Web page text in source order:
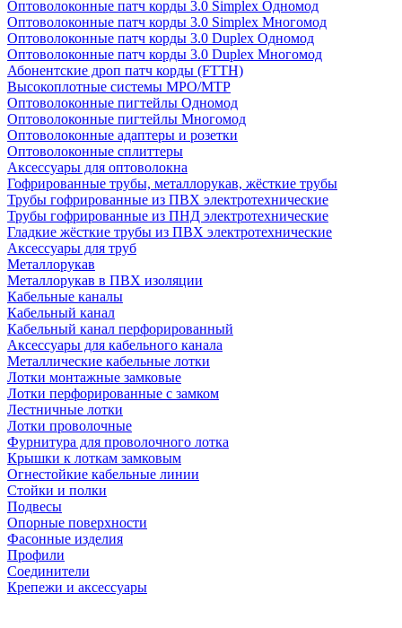
Оптоволоконные патч корды 3.0 Simplex Одномод
Оптоволоконные патч корды 3.0 Simplex Многомод
Оптоволоконные патч корды 3.0 Duplex Одномод
Оптоволоконные патч корды 3.0 Duplex Многомод
Абонентские дроп патч корды (FTTH)
Высокоплотные системы MPO/MTP
Оптоволоконные пигтейлы Одномод
Оптоволоконные пигтейлы Многомод
Оптоволоконные адаптеры и розетки
Оптоволоконные сплиттеры
Аксессуары для оптоволокна
Гофрированные трубы, металлорукав, жёсткие трубы
Трубы гофрированные из ПВХ электротехнические
Трубы гофрированные из ПНД электротехнические
Гладкие жёсткие трубы из ПВХ электротехнические
Аксессуары для труб
Металлорукав
Металлорукав в ПВХ изоляции
Кабельные каналы
Кабельный канал
Кабельный канал перфорированный
Аксессуары для кабельного канала
Металлические кабельные лотки
Лотки монтажные замковые
Лотки перфорированные с замком
Лестничные лотки
Лотки проволочные
Фурнитура для проволочного лотка
Крышки к лоткам замковым
Огнестойкие кабельные линии
Стойки и полки
Подвесы
Опорные поверхности
Фасонные изделия
Профили
Соединители
Крепежи и аксессуары